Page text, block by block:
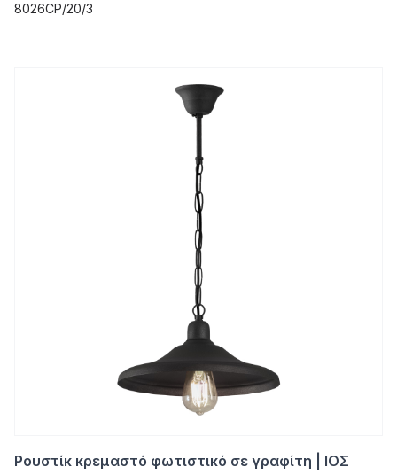
8026CP/20/3
Ρουστίκ κρεμαστό φωτιστικό σε γραφίτη | ΙΟΣ